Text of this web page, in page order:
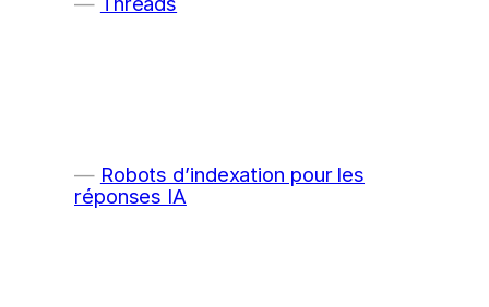
Robots d’indexation pour les
réponses IA